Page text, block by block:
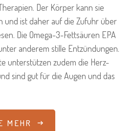
Der Körper kann sie
und ist daher auf die Zufuhr über
Die Omega-3-Fettsäuren EPA
anderem stille Entzündungen.
unterstützen zudem die Herz-
sind gut für die Augen und das
MEHR